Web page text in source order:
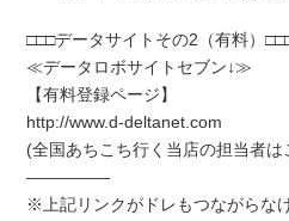
□□□データサイトその2（有料）
≪データロボサイトセブン↓≫
【有料登録ページ】
http://www.d-deltanet.com
(全国あちこち行く当店の担当者
―――――
※上記リンクがドレもつながらな